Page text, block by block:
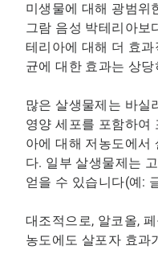
미생물에 대해 광범위
그람 음성 박테리아보
테리아에 대해 더 효
균에 대한 효과는 상
많은 살생물제는 바실
영양 세포를 포함하여
아에 대해 저농도에서
다. 일부 살생물제는
얻을 수 있습니다(예:
대조적으로, 알코올,
농도에도 살포자 효과